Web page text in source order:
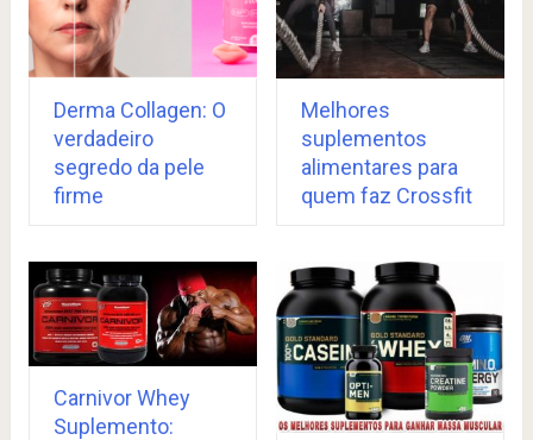
Derma Collagen: O
verdadeiro
segredo da pele
firme
Melhores
suplementos
alimentares para
quem faz Crossfit
Carnivor Whey
Suplemento: